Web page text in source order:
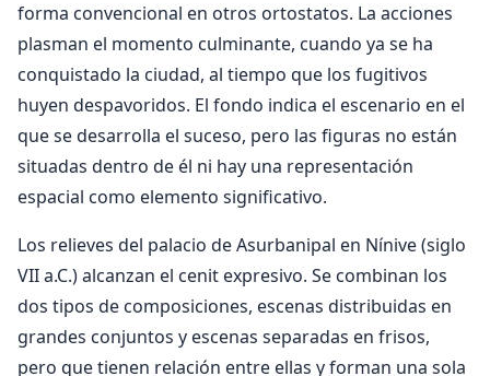
forma convencional en otros ortostatos. La acciones
plasman el momento culminante, cuando ya se ha
conquistado la ciudad, al tiempo que los fugitivos
huyen despavoridos. El fondo indica el escenario en el
que se desarrolla el suceso, pero las figuras no están
situadas dentro de él ni hay una representación
espacial como elemento significativo.
Los relieves del palacio de Asurbanipal en Nínive (siglo
VII a.C.) alcanzan el cenit expresivo. Se combinan los
dos tipos de composiciones, escenas distribuidas en
grandes conjuntos y escenas separadas en frisos,
pero que tienen relación entre ellas y forman una sola